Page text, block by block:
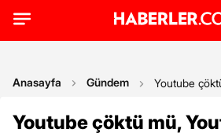
Anasayfa Gündem Youtube
Youtube çöktü mü,